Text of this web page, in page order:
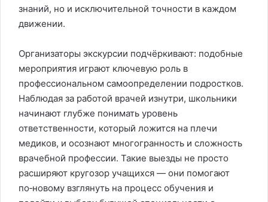
знаний, но и исключительной точности в каждом
движении.
Организаторы экскурсии подчёркивают: подобные
мероприятия играют ключевую роль в
профессиональном самоопределении подростков.
Наблюдая за работой врачей изнутри, школьники
начинают глубже понимать уровень
ответственности, который ложится на плечи
медиков, и осознают многогранность и сложность
врачебной профессии. Такие выезды не просто
расширяют кругозор учащихся — они помогают
по‑новому взглянуть на процесс обучения и